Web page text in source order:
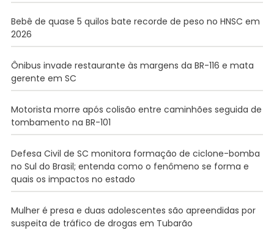
Bebê de quase 5 quilos bate recorde de peso no HNSC em
2026
Ônibus invade restaurante às margens da BR-116 e mata
gerente em SC
Motorista morre após colisão entre caminhões seguida de
tombamento na BR-101
Defesa Civil de SC monitora formação de ciclone-bomba
no Sul do Brasil; entenda como o fenômeno se forma e
quais os impactos no estado
Mulher é presa e duas adolescentes são apreendidas por
suspeita de tráfico de drogas em Tubarão